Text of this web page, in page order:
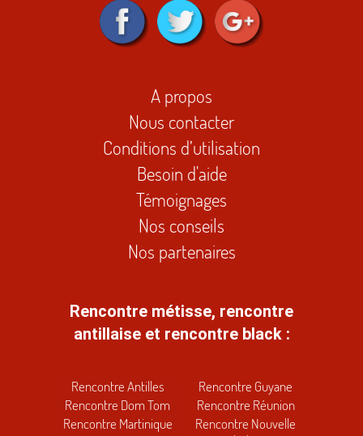
A propos
Nous contacter
Conditions d’utilisation
Besoin d'aide
Témoignages
Nos conseils
Nos partenaires
Rencontre métisse, rencontre
antillaise et rencontre black :
Rencontre Antilles
Rencontre Dom Tom
Rencontre Martinique
Rencontre Guyane
Rencontre Réunion
Rencontre Nouvelle